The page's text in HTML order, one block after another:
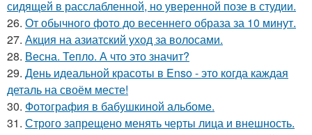
сидящей в расслабленной, но уверенной позе в студии.
26. От обычного фото до весеннего образа за 10 минут.
27. Акция на азиатский уход за волосами.
28. Весна. Тепло. А что это значит?
29. День идеальной красоты в Enso - это когда каждая
деталь на своём месте!
30. Фотография в бабушкиной альбоме.
31. Строго запрещено менять черты лица и внешность.